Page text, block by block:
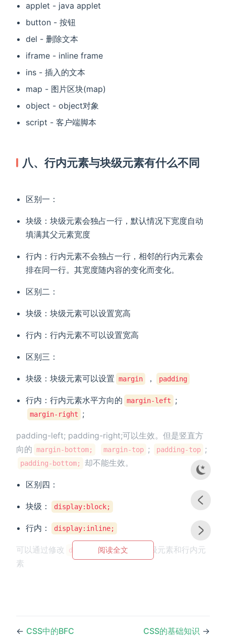
applet - java applet
button - 按钮
del - 删除文本
iframe - inline frame
ins - 插入的文本
map - 图片区块(map)
object - object对象
script - 客户端脚本
八、行内元素与块级元素有什么不同
区别一：
块级：块级元素会独占一行，默认情况下宽度自动
填满其父元素宽度
行内：行内元素不会独占一行，相邻的行内元素会
排在同一行。其宽度随内容的变化而变化。
区别二：
块级：块级元素可以设置宽高
行内：行内元素不可以设置宽高
区别三：
块级：块级元素可以设置 margin ， padding
行内：行内元素水平方向的 margin-left ;
margin-right ;
padding-left; padding-right;可以生效。但是竖直方
向的 margin-bottom; margin-top ; padding-top ;
padding-bottom; 却不能生效。
区别四：
块级： display:block;
行内： display:inline;
可以通过修改 display
属性来切换块级元素和行内元
素
阅读全文
← CSS中的BFC CSS的基础知识 →